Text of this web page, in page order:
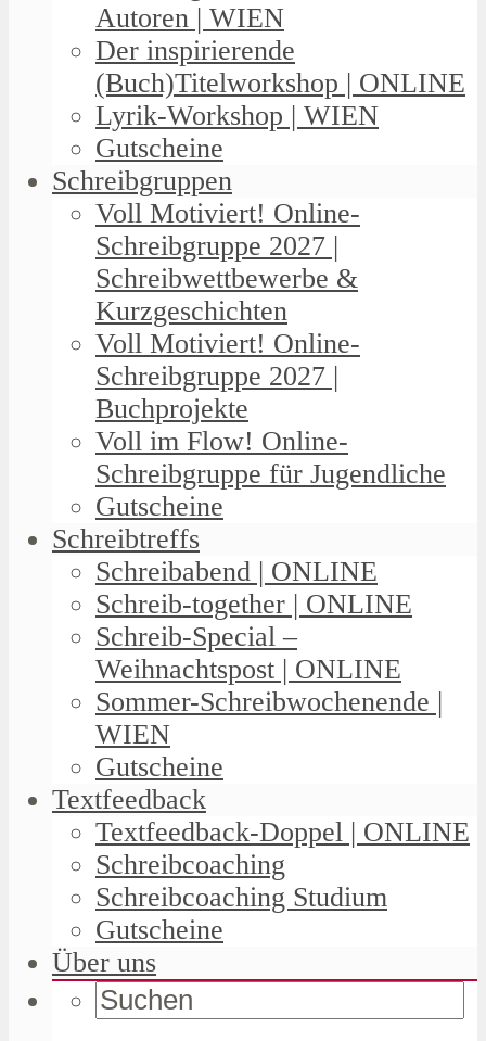
Autoren | WIEN
Der inspirierende
(Buch)Titelworkshop | ONLINE
Lyrik-Workshop | WIEN
Gutscheine
Schreibgruppen
Voll Motiviert! Online-
Schreibgruppe 2027 |
Schreibwettbewerbe &
Kurzgeschichten
Voll Motiviert! Online-
Schreibgruppe 2027 |
Buchprojekte
Voll im Flow! Online-
Schreibgruppe für Jugendliche
Gutscheine
Schreibtreffs
Schreibabend | ONLINE
Schreib-together | ONLINE
Schreib-Special –
Weihnachtspost | ONLINE
Sommer-Schreibwochenende |
WIEN
Gutscheine
Textfeedback
Textfeedback-Doppel | ONLINE
Schreibcoaching
Schreibcoaching Studium
Gutscheine
Über uns